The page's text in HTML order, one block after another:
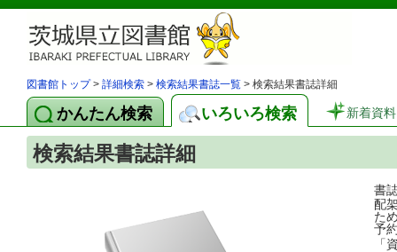
図書館トップ> 詳細検索 > 検索結果書誌一覧 > 検索結果書誌詳細
かんたん検索 いろいろ検索 新着資料
検索結果書誌詳細
書
配
た
予
「